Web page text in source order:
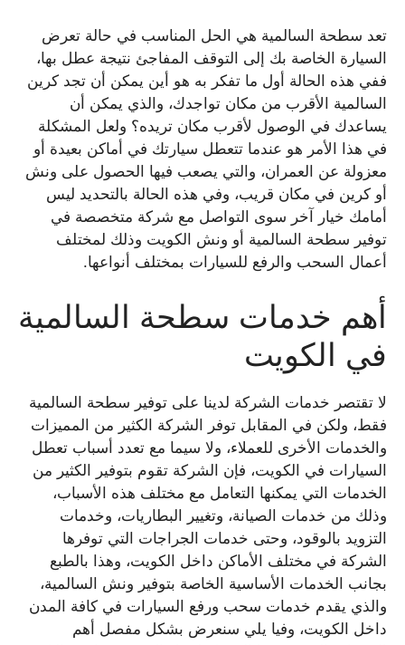
تعد سطحة السالمية هي الحل المناسب في حالة تعرض
السيارة الخاصة بك إلى التوقف المفاجئ نتيجة عطل بها،
ففي هذه الحالة أول ما تفكر به هو أين يمكن أن تجد كرين
السالمية الأقرب من مكان تواجدك، والذي يمكن أن
يساعدك في الوصول لأقرب مكان تريده؟ ولعل المشكلة
في هذا الأمر هو عندما تتعطل سيارتك في أماكن بعيدة أو
معزولة عن العمران، والتي يصعب فيها الحصول على ونش
أو كرين في مكان قريب، وفي هذه الحالة بالتحديد ليس
أمامك خيار آخر سوى التواصل مع شركة متخصصة في
توفير سطحة السالمية أو ونش الكويت وذلك لمختلف
أعمال السحب والرفع للسيارات بمختلف أنواعها.
أهم خدمات سطحة السالمية
في الكويت
لا تقتصر خدمات الشركة لدينا على توفير سطحة السالمية
فقط، ولكن في المقابل توفر الشركة الكثير من المميزات
والخدمات الأخرى للعملاء، ولا سيما مع تعدد أسباب تعطل
السيارات في الكويت، فإن الشركة تقوم بتوفير الكثير من
الخدمات التي يمكنها التعامل مع مختلف هذه الأسباب،
وذلك من خدمات الصيانة، وتغيير البطاريات، وخدمات
التزويد بالوقود، وحتى خدمات الجراجات التي توفرها
الشركة في مختلف الأماكن داخل الكويت، وهذا بالطبع
بجانب الخدمات الأساسية الخاصة بتوفير ونش السالمية،
والذي يقدم خدمات سحب ورفع السيارات في كافة المدن
داخل الكويت، وفيا يلي سنعرض بشكل مفصل أهم